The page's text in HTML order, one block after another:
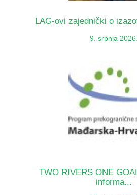
LAG-ovi zajednički o
9. srpnja 2026.
TWO RIVERS ONE
informa...